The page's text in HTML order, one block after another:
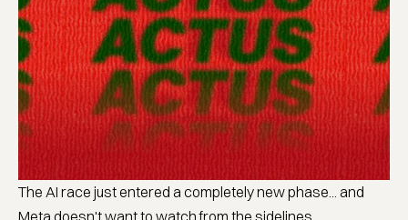
The AI race just entered a completely new phase... and